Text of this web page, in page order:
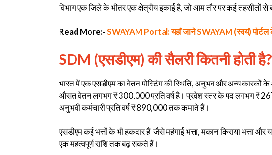
विभाग एक जिले के भीतर एक क्षेत्रीय इकाई है, जो आम तौर पर कई तहसीलों से
Read More:-SWAYAM Portal: यहाँ जाने SWAYAM (स्वयं) पोर्टल
SDM (एसडीएम) की सैलरी कितनी होती है?
भारत में एक एसडीएम का वेतन पोस्टिंग की स्थिति, अनुभव और अन्य कारकों के
औसत वेतन लगभग ₹ 300,000 प्रति वर्ष है। प्रवेश स्तर के पद लगभग ₹
अनुभवी कर्मचारी प्रति वर्ष ₹ 890,000 तक कमाते हैं।
एसडीएम कई भत्तों के भी हकदार हैं, जैसे महंगाई भत्ता, मकान किराया भत्ता और
एक महत्वपूर्ण राशि तक बढ़ सकते हैं।